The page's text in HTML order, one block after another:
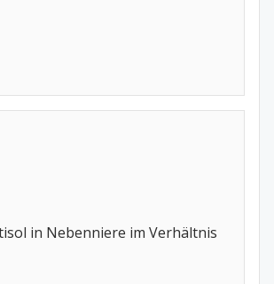
in Nebenniere im Verhältnis